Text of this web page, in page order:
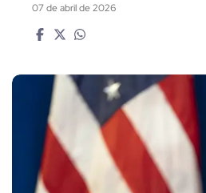
07 de abril de 2026